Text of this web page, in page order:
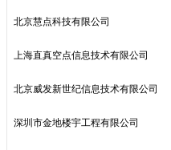
北京慧点科技有限公司
上海直真空点信息技术有限公司
北京威发新世纪信息技术有限公司
深圳市金地楼宇工程有限公司